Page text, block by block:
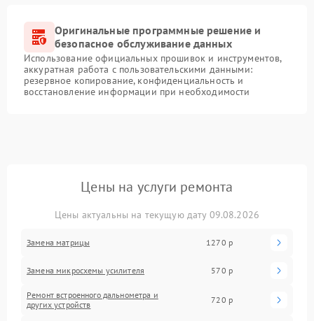
Оригинальные программные решение и
безопасное обслуживание данных
Использование официальных прошивок и инструментов,
аккуратная работа с пользовательскими данными:
резервное копирование, конфиденциальность и
восстановление информации при необходимости
Цены на услуги ремонта
Цены актуальны на текущую дату 09.08.2026
Замена матрицы 1270 р
Замена микросхемы усилителя 570 р
Ремонт встроенного дальнометра и
других устройств
720 р